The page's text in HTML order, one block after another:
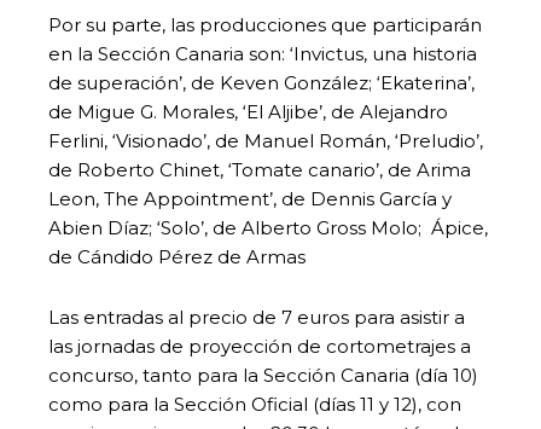
Por su parte, las producciones que participarán
en la Sección Canaria son: ‘Invictus, una historia
de superación’, de Keven González; ‘Ekaterina’,
de Migue G. Morales, ‘El Aljibe’, de Alejandro
Ferlini, ‘Visionado’, de Manuel Román, ‘Preludio’,
de Roberto Chinet, ‘Tomate canario’, de Arima
Leon, The Appointment’, de Dennis García y
Abien Díaz; ‘Solo’, de Alberto Gross Molo; Ápice,
de Cándido Pérez de Armas
Las entradas al precio de 7 euros para asistir a
las jornadas de proyección de cortometrajes a
concurso, tanto para la Sección Canaria (día 10)
como para la Sección Oficial (días 11 y 12), con